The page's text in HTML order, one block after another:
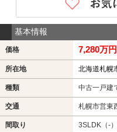
基本情報
価格 7,280万円
所在地 北海道札幌
種類 中古一戸建
交通 札幌市営東
間取り 3SLDK（-）